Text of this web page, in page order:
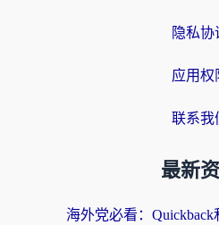
隐私协
应用权
联系我
最新